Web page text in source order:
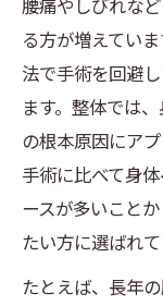
整体
整体
症状改善
整体
整体
整体
整体
整体
腰痛やしびれな
る方が増えてい
法で手術を回避
ます。整体では
の根本原因にア
手術に比べて身
ースが多いこと
たい方に選ばれて
たとえば、長年